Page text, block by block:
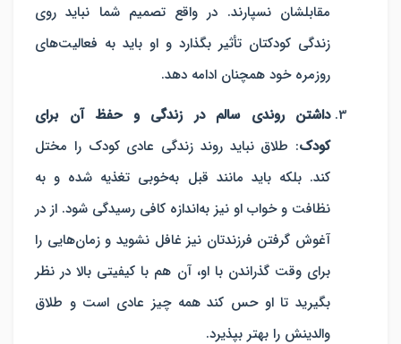
مقابلشان نسپارند. در واقع تصمیم شما نباید روی
زندگی کودکتان تأثیر بگذارد و او باید به فعالیت‌های
روزمره خود همچنان ادامه دهد.
داشتن روندی سالم در زندگی و حفظ آن برای
کودک: طلاق نباید روند زندگی عادی کودک را مختل
کند. بلکه باید مانند قبل به‌خوبی تغذیه شده و به
نظافت و خواب او نیز به‌اندازه کافی رسیدگی شود. از در
آغوش گرفتن فرزندتان نیز غافل نشوید و زمان‌هایی را
برای وقت گذراندن با او، آن هم با کیفیتی بالا در نظر
بگیرید تا او حس کند همه چیز عادی است و طلاق
والدینش را بهتر بپذیرد.